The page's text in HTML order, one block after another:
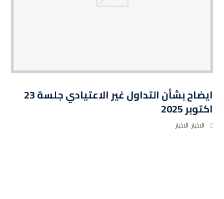
ايضاح بشأن التداول غير الاعتيادي جلسة 23
اكتوبر 2025
الاخبار,الاخبار